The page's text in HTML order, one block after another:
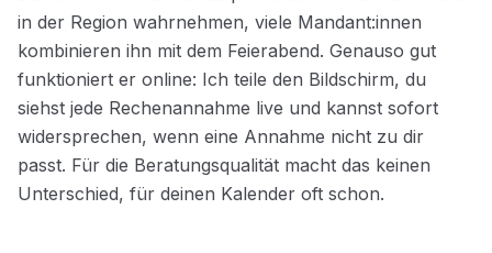
in der Region wahrnehmen, viele Mandant:innen
kombinieren ihn mit dem Feierabend. Genauso gut
funktioniert er online: Ich teile den Bildschirm, du
siehst jede Rechenannahme live und kannst sofort
widersprechen, wenn eine Annahme nicht zu dir
passt. Für die Beratungsqualität macht das keinen
Unterschied, für deinen Kalender oft schon.